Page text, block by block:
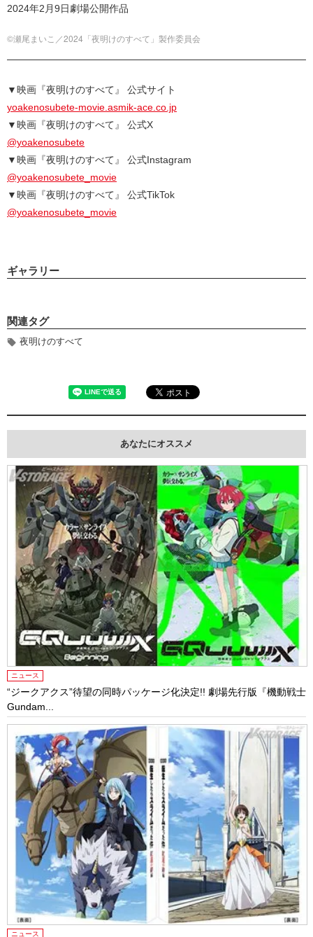
2024年2月9日劇場公開作品
©瀬尾まいこ／2024「夜明けのすべて」製作委員会
▼映画『夜明けのすべて』 公式サイト
yoakenosubete-movie.asmik-ace.co.jp
▼映画『夜明けのすべて』 公式X
@yoakenosubete
▼映画『夜明けのすべて』 公式Instagram
@yoakenosubete_movie
▼映画『夜明けのすべて』 公式TikTok
@yoakenosubete_movie
ギャラリー
関連タグ
夜明けのすべて
あなたにオススメ
ニュース
“ジークアクス”待望の同時パッケージ化決定!! 劇場先行版『機動戦士
Gundam...
ニュース